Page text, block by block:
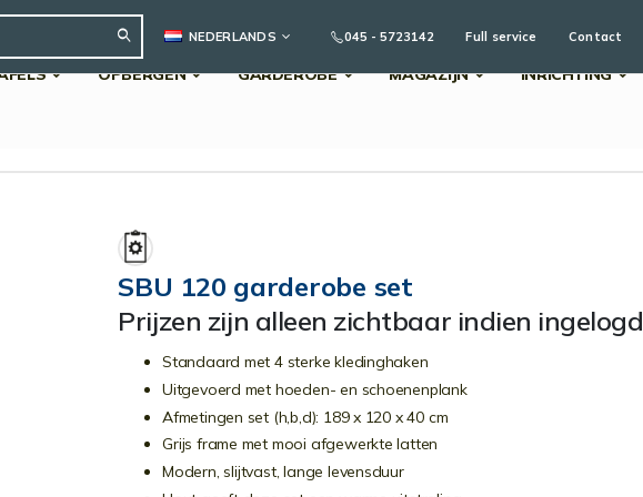
Search
TAALNEDERLANDS 045 - 5723142 Full service Contact
OPBERGEN GARDEROBE MAGAZIJN INRICHTING
SBU 120 garderobe set
Prijzen zijn alleen zichtbaar indien ingelogd
Standaard met 4 sterke kledinghaken
Uitgevoerd met hoeden- en schoenenplank
Afmetingen set (h,b,d): 189 x 120 x 40 cm
Grijs frame met mooi afgewerkte latten
Modern, slijtvast, lange levensduur